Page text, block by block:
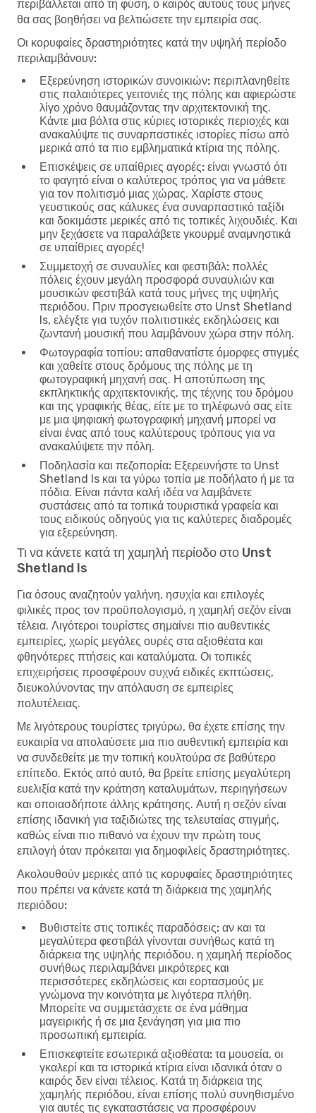
περιβάλλεται από τη φύση, ο καιρός αυτούς τους μήνες
θα σας βοηθήσει να βελτιώσετε την εμπειρία σας.
Οι κορυφαίες δραστηριότητες κατά την υψηλή περίοδο
περιλαμβάνουν:
Εξερεύνηση ιστορικών συνοικιών: περιπλανηθείτε
στις παλαιότερες γειτονιές της πόλης και αφιερώστε
λίγο χρόνο θαυμάζοντας την αρχιτεκτονική της.
Κάντε μια βόλτα στις κύριες ιστορικές περιοχές και
ανακαλύψτε τις συναρπαστικές ιστορίες πίσω από
μερικά από τα πιο εμβληματικά κτίρια της πόλης.
Επισκέψεις σε υπαίθριες αγορές: είναι γνωστό ότι
το φαγητό είναι ο καλύτερος τρόπος για να μάθετε
για τον πολιτισμό μιας χώρας. Χαρίστε στους
γευστικούς σας κάλυκες ένα συναρπαστικό ταξίδι
και δοκιμάστε μερικές από τις τοπικές λιχουδιές. Και
μην ξεχάσετε να παραλάβετε γκουρμέ αναμνηστικά
σε υπαίθριες αγορές!
Συμμετοχή σε συναυλίες και φεστιβάλ: πολλές
πόλεις έχουν μεγάλη προσφορά συναυλιών και
μουσικών φεστιβάλ κατά τους μήνες της υψηλής
περιόδου. Πριν προσγειωθείτε στο Unst Shetland
Is, ελέγξτε για τυχόν πολιτιστικές εκδηλώσεις και
ζωντανή μουσική που λαμβάνουν χώρα στην πόλη.
Φωτογραφία τοπίου: απαθανατίστε όμορφες στιγμές
και χαθείτε στους δρόμους της πόλης με τη
φωτογραφική μηχανή σας. Η αποτύπωση της
εκπληκτικής αρχιτεκτονικής, της τέχνης του δρόμου
και της γραφικής θέας, είτε με το τηλέφωνό σας είτε
με μια ψηφιακή φωτογραφική μηχανή μπορεί να
είναι ένας από τους καλύτερους τρόπους για να
ανακαλύψετε την πόλη.
Ποδηλασία και πεζοπορία: Εξερευνήστε το Unst
Shetland Is και τα γύρω τοπία με ποδήλατο ή με τα
πόδια. Είναι πάντα καλή ιδέα να λαμβάνετε
συστάσεις από τα τοπικά τουριστικά γραφεία και
τους ειδικούς οδηγούς για τις καλύτερες διαδρομές
για εξερεύνηση.
Τι να κάνετε κατά τη χαμηλή περίοδο στο Unst
Shetland Is
Για όσους αναζητούν γαλήνη, ησυχία και επιλογές
φιλικές προς τον προϋπολογισμό, η χαμηλή σεζόν είναι
τέλεια. Λιγότεροι τουρίστες σημαίνει πιο αυθεντικές
εμπειρίες, χωρίς μεγάλες ουρές στα αξιοθέατα και
φθηνότερες πτήσεις και καταλύματα. Οι τοπικές
επιχειρήσεις προσφέρουν συχνά ειδικές εκπτώσεις,
διευκολύνοντας την απόλαυση σε εμπειρίες
πολυτέλειας.
Με λιγότερους τουρίστες τριγύρω, θα έχετε επίσης την
ευκαιρία να απολαύσετε μια πιο αυθεντική εμπειρία και
να συνδεθείτε με την τοπική κουλτούρα σε βαθύτερο
επίπεδο. Εκτός από αυτό, θα βρείτε επίσης μεγαλύτερη
ευελιξία κατά την κράτηση καταλυμάτων, περιηγήσεων
και οποιασδήποτε άλλης κράτησης. Αυτή η σεζόν είναι
επίσης ιδανική για ταξιδιώτες της τελευταίας στιγμής,
καθώς είναι πιο πιθανό να έχουν την πρώτη τους
επιλογή όταν πρόκειται για δημοφιλείς δραστηριότητες.
Ακολουθούν μερικές από τις κορυφαίες δραστηριότητες
που πρέπει να κάνετε κατά τη διάρκεια της χαμηλής
περιόδου:
Βυθιστείτε στις τοπικές παραδόσεις: αν και τα
μεγαλύτερα φεστιβάλ γίνονται συνήθως κατά τη
διάρκεια της υψηλής περιόδου, η χαμηλή περίοδος
συνήθως περιλαμβάνει μικρότερες και
περισσότερες εκδηλώσεις και εορτασμούς με
γνώμονα την κοινότητα με λιγότερα πλήθη.
Μπορείτε να συμμετάσχετε σε ένα μάθημα
μαγειρικής ή σε μια ξενάγηση για μια πιο
προσωπική εμπειρία.
Επισκεφτείτε εσωτερικά αξιοθέατα: τα μουσεία, οι
γκαλερί και τα ιστορικά κτίρια είναι ιδανικά όταν ο
καιρός δεν είναι τέλειος. Κατά τη διάρκεια της
χαμηλής περιόδου, είναι επίσης πολύ συνηθισμένο
για αυτές τις εγκαταστάσεις να προσφέρουν